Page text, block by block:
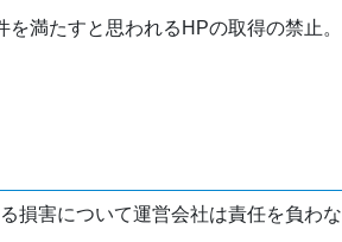
満たすと思われるHPの取得の禁止。
損害について運営会社は責任を負わな